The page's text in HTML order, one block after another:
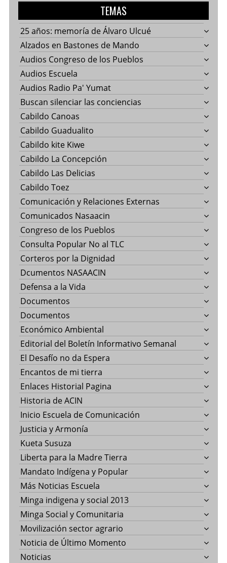
TEMAS
25 años: memoría de Álvaro Ulcué
Alzados en Bastones de Mando
Audios Congreso de los Pueblos
Audios Escuela
Audios Radio Pa' Yumat
Buscan silenciar las conciencias
Cabildo Canoas
Cabildo Guadualito
Cabildo kite Kiwe
Cabildo La Concepción
Cabildo Las Delicias
Cabildo Toez
Comunicación y Relaciones Externas
Comunicados Nasaacin
Congreso de los Pueblos
Consulta Popular No al TLC
Corteros por la Dignidad
Dcumentos NASAACIN
Defensa a la Vida
Documentos
Documentos
Económico Ambiental
Editorial del Boletín Informativo Semanal
El Desafío no da Espera
Encantos de mi tierra
Enlaces Historial Pagina
Historia de ACIN
Inicio Escuela de Comunicación
Justicia y Armonía
Kueta Susuza
Liberta para la Madre Tierra
Mandato Indígena y Popular
Más Noticias Escuela
Minga indigena y social 2013
Minga Social y Comunitaria
Movilización sector agrario
Noticia de Último Momento
Noticias